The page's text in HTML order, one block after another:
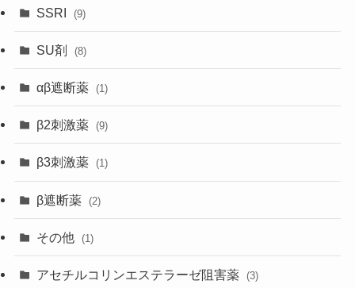
SSRI (9)
SU剤 (8)
αβ遮断薬 (1)
β2刺激薬 (9)
β3刺激薬 (1)
β遮断薬 (2)
その他 (1)
アセチルコリンエステラーゼ阻害薬 (3)